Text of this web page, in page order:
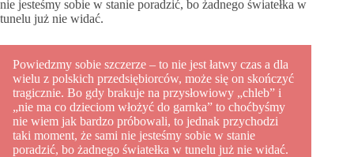
nie jesteśmy sobie w stanie poradzić, bo żadnego światełka w
tunelu już nie widać.
Powiedzmy sobie szczerze – to nie jest łatwy czas a dla
wielu z polskich przedsiębiorców, może się on skończyć
tragicznie. Bo gdy brakuje na przysłowiowy „chleb” i
„nie ma co dzieciom włożyć do garnka” to choćbyśmy
nie wiem jak bardzo próbowali, to jednak przychodzi
taki moment, że sami nie jesteśmy sobie w stanie
poradzić, bo żadnego światełka w tunelu już nie widać.